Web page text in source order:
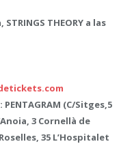
THEORY a las
PENTAGRAM (C/Sitges,5
Anoia, 3 Cornellà de
35 L’Hospitalet